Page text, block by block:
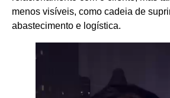
menos visíveis, como cadeia de
abastecimento e logística.